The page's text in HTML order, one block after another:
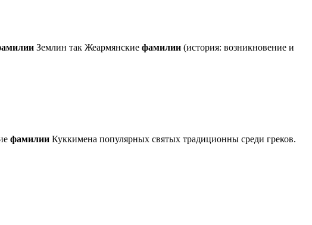
Землин так Жеармянские фамилии (история: возникновение и
фамилии Куккимена популярных святых традиционны среди греков.